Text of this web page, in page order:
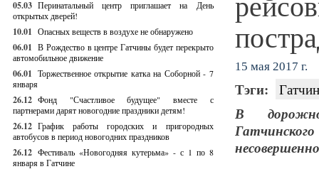
05.03 Перинатальный центр приглашает на День
открытых дверей!
10.01 Опасных веществ в воздухе не обнаружено
06.01 В Рождество в центре Гатчины будет перекрыто
автомобильное движение
06.01 Торжественное открытие катка на Соборной - 7
января
26.12 Фонд "Счастливое будущее" вместе с
партнерами дарят новогодние праздники детям!
26.12 График работы городских и пригородных
автобусов в период новогодних праздников
26.12 Фестиваль «Новогодняя кутерьма» - с 1 по 8
января в Гатчине
15 мая 2017 г.
Тэги:
В